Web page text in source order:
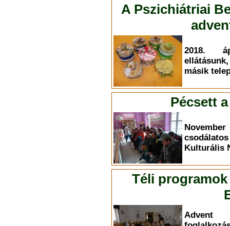
A Pszichiátriai
2018.
másik
Pécsett
Kulturális
Téli
Advent